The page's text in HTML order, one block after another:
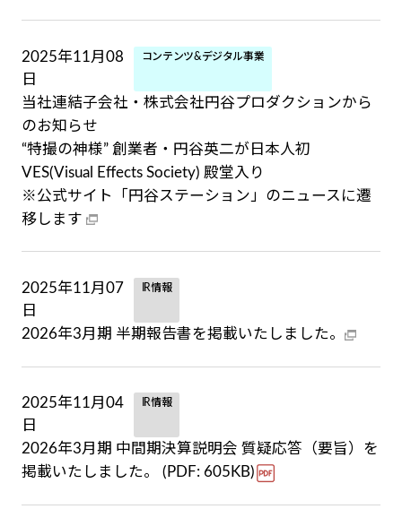
2025年11月08
日
コンテンツ&デジタル事業
当社連結子会社・株式会社円谷プロダクションから
のお知らせ
“特撮の神様” 創業者・円谷英二が日本人初
VES(Visual Effects Society) 殿堂入り
※公式サイト「円谷ステーション」のニュースに遷
移します
2025年11月07
日
IR情報
2026年3月期 半期報告書を掲載いたしました。
2025年11月04
日
IR情報
2026年3月期 中間期決算説明会 質疑応答（要旨）を
掲載いたしました。 (PDF: 605KB)